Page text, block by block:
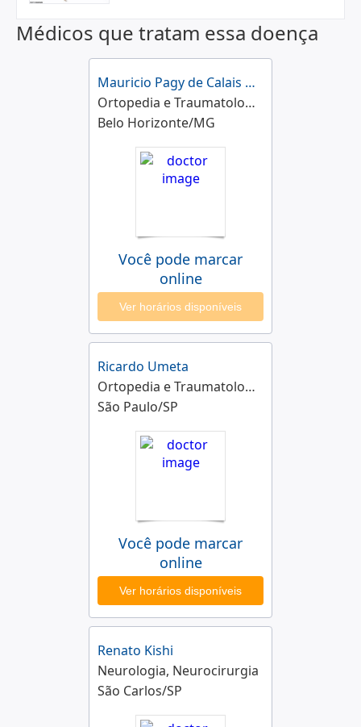
Médicos que tratam essa doença
Mauricio Pagy de Calais Oliveira
Ortopedia e Traumatologia
Belo Horizonte/MG
Você pode marcar
online
Ver horários disponíveis
Ricardo Umeta
Ortopedia e Traumatologia
São Paulo/SP
Você pode marcar
online
Ver horários disponíveis
Renato Kishi
Neurologia, Neurocirurgia
São Carlos/SP